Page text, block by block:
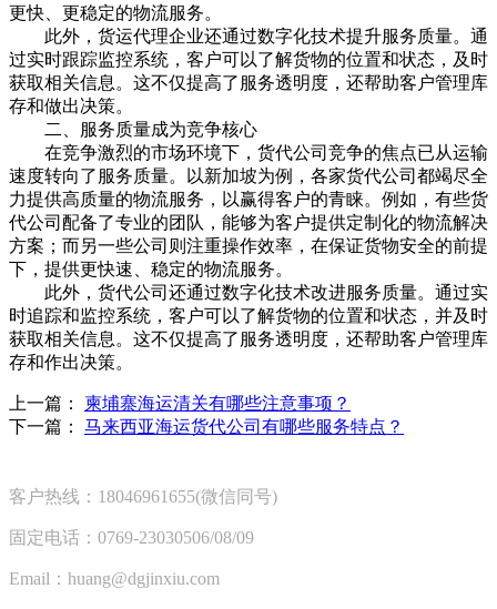
更快、更稳定的物流服务。
此外，货运代理企业还通过数字化技术提升服务质量。通
过实时跟踪监控系统，客户可以了解货物的位置和状态，及时
获取相关信息。这不仅提高了服务透明度，还帮助客户管理库
存和做出决策。
二、服务质量成为竞争核心
在竞争激烈的市场环境下，货代公司竞争的焦点已从运输
速度转向了服务质量。以新加坡为例，各家货代公司都竭尽全
力提供高质量的物流服务，以赢得客户的青睐。例如，有些货
代公司配备了专业的团队，能够为客户提供定制化的物流解决
方案；而另一些公司则注重操作效率，在保证货物安全的前提
下，提供更快速、稳定的物流服务。
此外，货代公司还通过数字化技术改进服务质量。通过实
时追踪和监控系统，客户可以了解货物的位置和状态，并及时
获取相关信息。这不仅提高了服务透明度，还帮助客户管理库
存和作出决策。
上一篇： 柬埔寨海运清关有哪些注意事项？
下一篇： 马来西亚海运货代公司有哪些服务特点？
客户热线：18046961655(微信同号)
固定电话：0769-23030506/08/09
Email：huang@dgjinxiu.com